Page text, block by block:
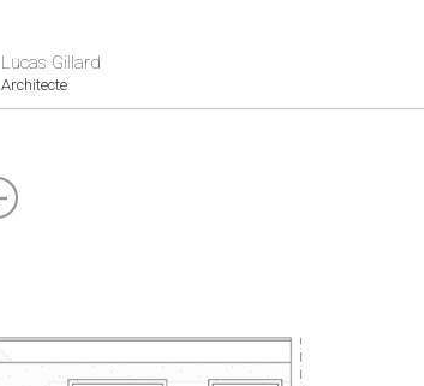
Lucas Gillard
Architecte